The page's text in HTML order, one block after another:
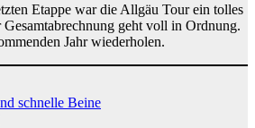
Etappe war die Allgäu Tour ein tolles
Gesamtabrechnung geht voll in Ordnung.
Jahr wiederholen.
schnelle Beine